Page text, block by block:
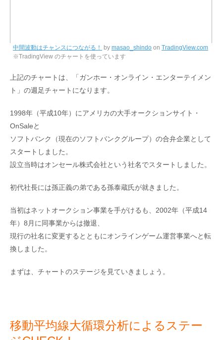
中間波動はチャンスにつながる！ by masao_shindo on TradingView.com
※TradingView のチャートを使っています
上記のチャートは、「ガンホー・オンライン・エンターテイメン
ト」の週足チャートになります。
1998年（平成10年）にアメリカの大手オークションサイト・
OnSaleと
ソフトバンク（現在のソフトバンクグループ）の合弁企業として
スタートしました。
設立当時はオンセール株式会社という社名でスタートしました。
初代社長には孫正義の弟である孫泰蔵氏が就きました。
当初はネットオークション事業を手がけるも、2002年（平成14
年）8月に同事業からは撤退、
現行の社名に変更するとともにオンラインゲーム運営事業へと転
換しました。
まずは、チャートのステージを見ていきましょう。
移動平均線大循環分析によるステー